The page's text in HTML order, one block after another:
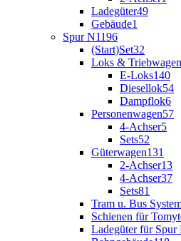
Ladegüter49
Gebäude1
Spur N1196
(Start)Set32
Loks & Triebwagen
E-Loks140
Diesellok54
Dampflok6
Personenwagen57
4-Achser5
Sets52
Güterwagen131
2-Achser13
4-Achser37
Sets81
Tram u. Bus
Schienen für
Ladegüter für Spur